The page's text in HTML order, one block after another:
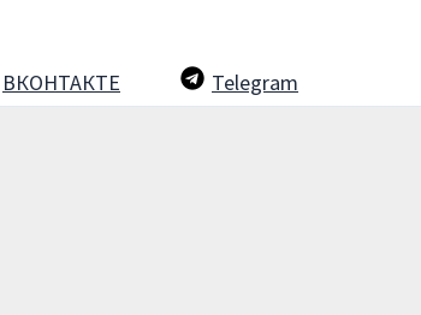
ВКОНТАКТЕ Telegram